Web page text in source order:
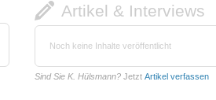
Artikel & Interviews
Noch keine Inhalte veröffentlicht
Sind Sie K. Hülsmann? Jetzt Artikel verfassen